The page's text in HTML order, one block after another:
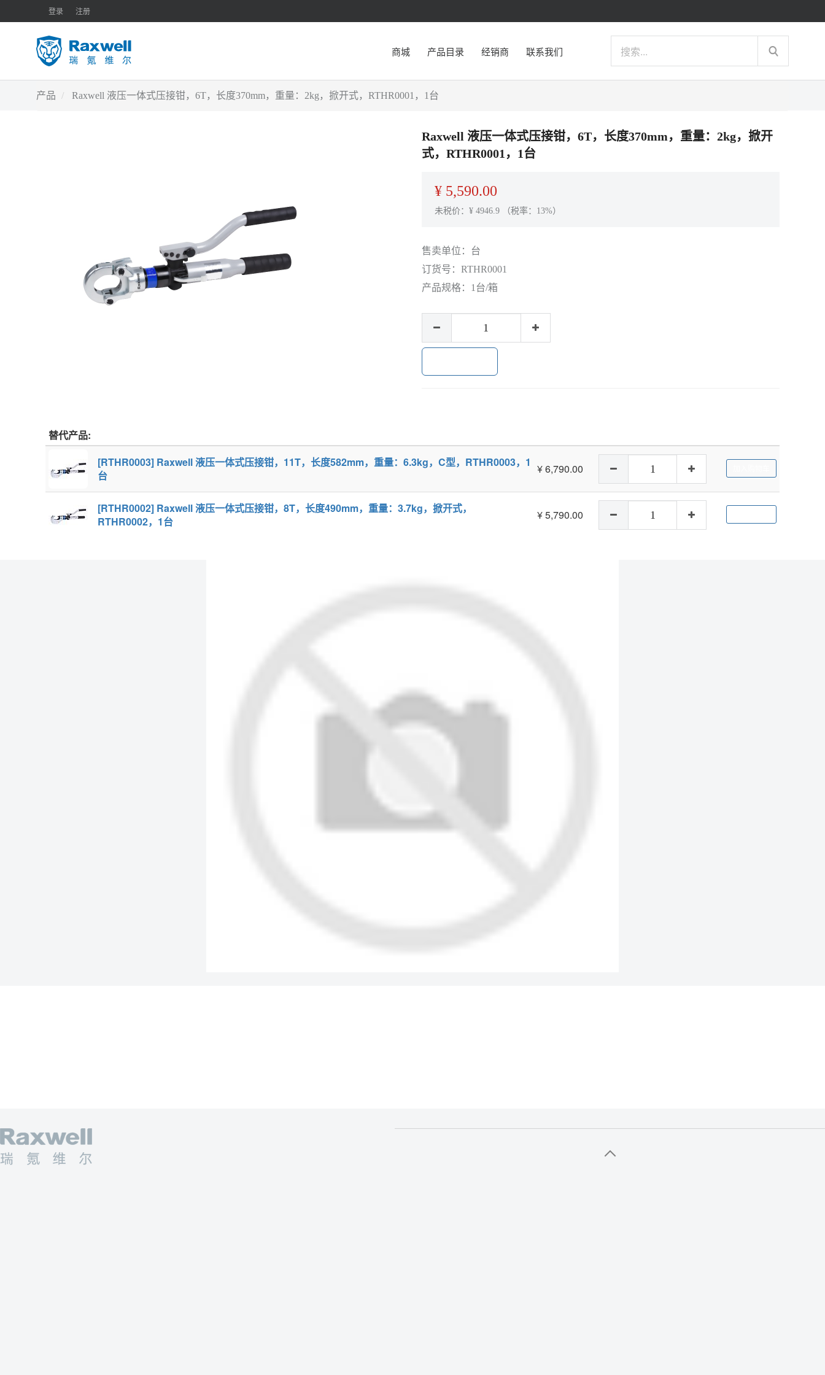
登录 注册
商城 产品目录 经销商 联系我们
产品 Raxwell 液压一体式压接钳，6T，长度370mm，重量：2kg，掀开式，RTHR0001，1台
Raxwell 液压一体式压接钳，6T，长度370mm，重量：2kg，掀开
式，RTHR0001，1台
¥ 5,590.00
未税价：¥ 4946.9（税率：13%）
售卖单位： 台
订货号： RTHR0001
产品规格： 1台/箱
替代产品:
[RTHR0003] Raxwell 液压一体式压接钳，11T，长度582mm，重量：6.3kg，C型，RTHR0003，1
台
¥6,790.00
[RTHR0002] Raxwell 液压一体式压接钳，8T，长度490mm，重量：3.7kg，掀开式，
RTHR0002，1台
¥5,790.00